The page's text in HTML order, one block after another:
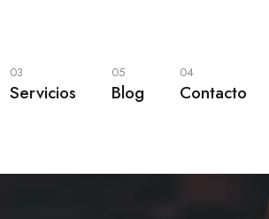
03
Servicios
05
Blog
04
Contacto